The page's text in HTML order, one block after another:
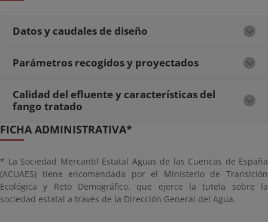
Datos y caudales de diseño
Parámetros recogidos y proyectados
Calidad del efluente y características del
fango tratado
FICHA ADMINISTRATIVA*
* La Sociedad Mercantil Estatal Aguas de las Cuencas de España
(ACUAES) tiene encomendada por el Ministerio de Transición
Ecológica y Reto Demográfico, que ejerce la tutela sobre la
sociedad estatal a través de la Dirección General del Agua.